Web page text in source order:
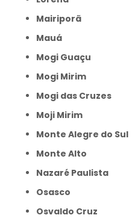
Mairiporã
Mauá
Mogi Guaçu
Mogi Mirim
Mogi das Cruzes
Moji Mirim
Monte Alegre do Sul
Monte Alto
Nazaré Paulista
Osasco
Osvaldo Cruz